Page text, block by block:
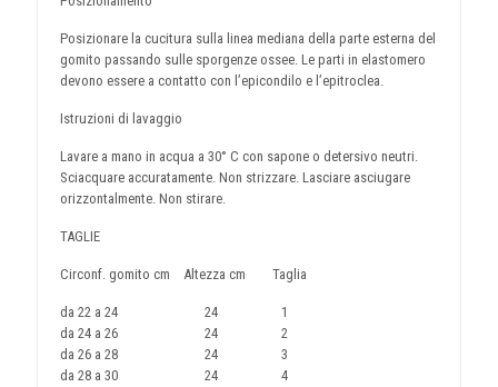
Posizionare la cucitura sulla linea mediana della parte esterna del
gomito passando sulle sporgenze ossee. Le parti in elastomero
devono essere a contatto con l’epicondilo e l’epitroclea.
Istruzioni di lavaggio
Lavare a mano in acqua a 30° C con sapone o detersivo neutri.
Sciacquare accuratamente. Non strizzare. Lasciare asciugare
orizzontalmente. Non stirare.
TAGLIE
Circonf. gomito cm Altezza cm Taglia
da 22 a 24 24 1
da 24 a 26 24 2
da 26 a 28 24 3
da 28 a 30 24 4